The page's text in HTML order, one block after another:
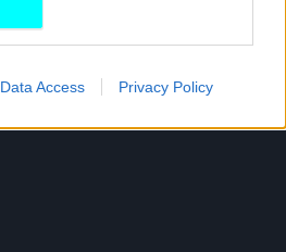
Data Access Privacy Policy